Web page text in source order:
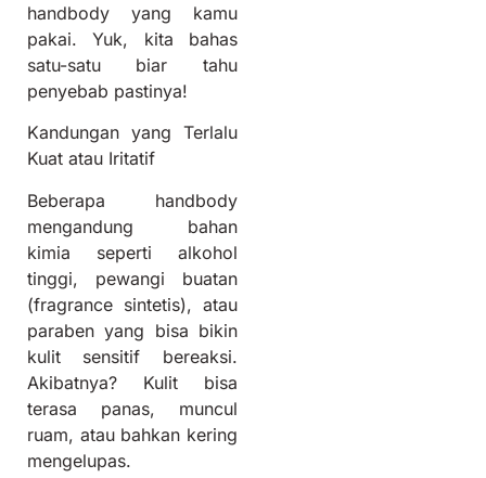
handbody yang kamu
pakai. Yuk, kita bahas
satu-satu biar tahu
penyebab pastinya!
Kandungan yang Terlalu
Kuat atau Iritatif
Beberapa handbody
mengandung bahan
kimia seperti alkohol
tinggi, pewangi buatan
(fragrance sintetis), atau
paraben yang bisa bikin
kulit sensitif bereaksi.
Akibatnya? Kulit bisa
terasa panas, muncul
ruam, atau bahkan kering
mengelupas.